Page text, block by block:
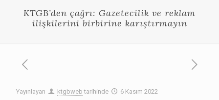
KTGB’den çağrı: Gazetecilik ve reklam
ilişkilerini birbirine karıştırmayın
Yayınlayan ktgbweb tarihinde 6 Kasım 2022